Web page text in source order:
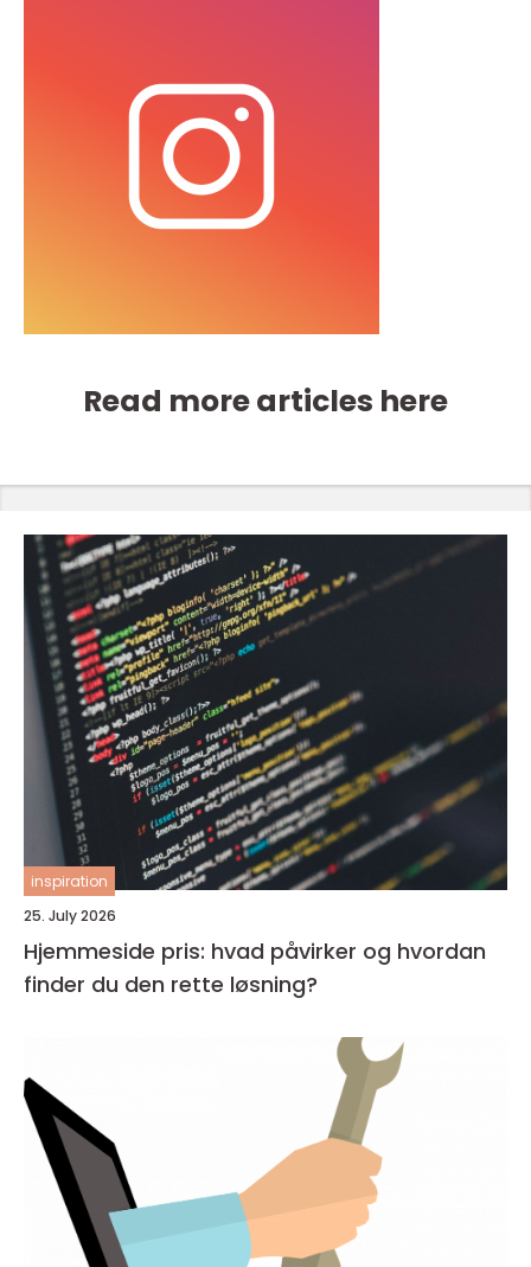
Read more articles here
inspiration
25. July 2026
Hjemmeside pris: hvad påvirker og hvordan
finder du den rette løsning?